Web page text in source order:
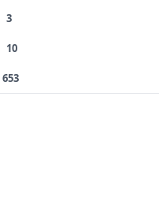
3
10
653